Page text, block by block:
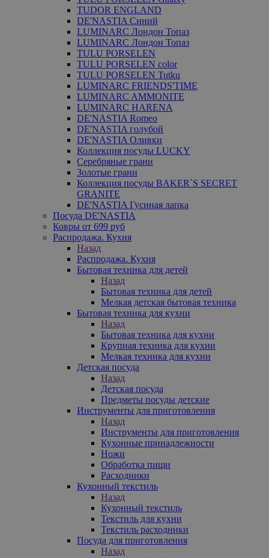
TUDOR ENGLAND
DE'NASTIA Синий
LUMINARC Лондон Топаз
LUMINARC Лондон Топаз
TULU PORSELEN
TULU PORSELEN color
TULU PORSELEN Tutku
LUMINARC FRIENDS'TIME
LUMINARC AMMONITE
LUMINARC HARENA
DE'NASTIA Romeo
DE'NASTIA голубой
DE'NASTIA Оливки
Коллекция посуды LUCKY
Серебряные грани
Золотые грани
Коллекция посуды BAKER`S SECRET
GRANITE
DE'NASTIA Гусиная лапка
Посуда DE'NASTIA
Ковры от 699 руб
Распродажа. Кухня
Назад
Распродажа. Кухня
Бытовая техника для детей
Назад
Бытовая техника для детей
Мелкая детская бытовая техника
Бытовая техника для кухни
Назад
Бытовая техника для кухни
Крупная техника для кухни
Мелкая техника для кухни
Детская посуда
Назад
Детская посуда
Предметы посуды детские
Инструменты для приготовления
Назад
Инструменты для приготовления
Кухонные принадлежности
Ножи
Обработка пищи
Расходники
Кухонный текстиль
Назад
Кухонный текстиль
Текстиль для кухни
Текстиль расходники
Посуда для приготовления
Назад